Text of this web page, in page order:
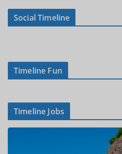
Social Timeline
Timeline Fun
Timeline Jobs